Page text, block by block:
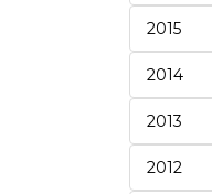
2015
2014
2013
2012